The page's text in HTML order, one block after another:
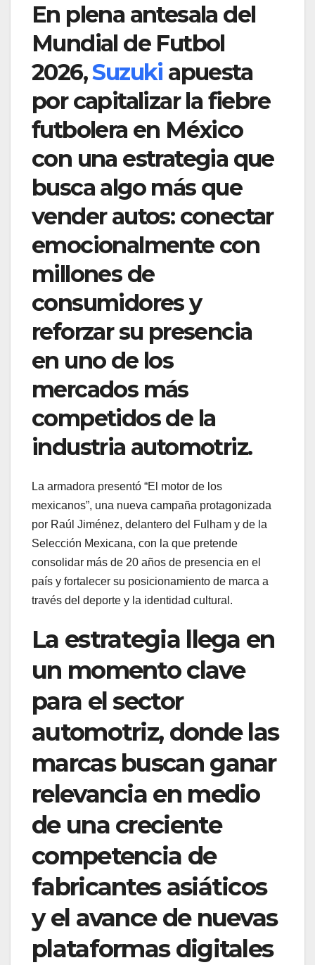
En plena antesala del
Mundial de Futbol
2026,Suzuki apuesta
por capitalizar la fiebre
futbolera en México
con una estrategia que
busca algo más que
vender autos: conectar
emocionalmente con
millones de
consumidores y
reforzar su presencia
en uno de los
mercados más
competidos de la
industria automotriz.
La armadora presentó “El motor de los
mexicanos”, una nueva campaña protagonizada
por Raúl Jiménez, delantero del Fulham y de la
Selección Mexicana, con la que pretende
consolidar más de 20 años de presencia en el
país y fortalecer su posicionamiento de marca a
través del deporte y la identidad cultural.
La estrategia llega en
un momento clave
para el sector
automotriz, donde las
marcas buscan ganar
relevancia en medio
de una creciente
competencia de
fabricantes asiáticos
y el avance de nuevas
plataformas digitales